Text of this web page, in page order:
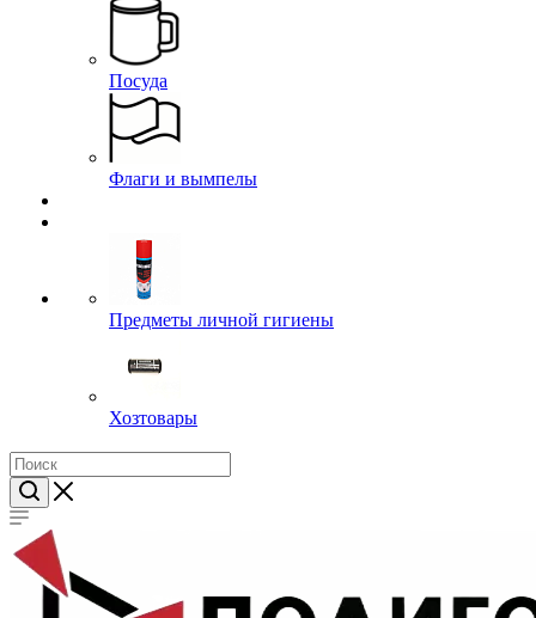
Посуда
Флаги и вымпелы
Предметы личной гигиены
Хозтовары